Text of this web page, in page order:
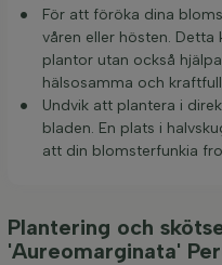
För att föröka dina
våren eller hösten.
plantor utan också
hälsosamma och
Undvik att plantera i
bladen. En plats i
att din blomsterfunkia
Plantering och
'Aureomarginata'